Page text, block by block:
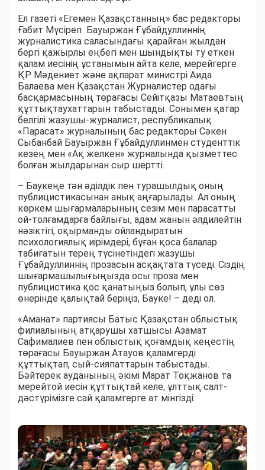
Ел газеті «Егемен Қазақстанның» бас редакторы
Ғабит Мүсіреп Бауыржан Ғұбайдуллиннің
журналистика саласындағы қарайған жылдан
бергі қажырлы еңбегі мен шындықты ту еткен
қалам иесінің ұстанымын айта келе, мерейгерге
ҚР Мәдениет және ақпарат министрі Аида
Балаева мен Қазақстан Журналистер одағы
басқармасының төрағасы Сейітқазы Матаевтың
құттықтаухаттарын табыстады. Сонымен қатар
белгілі жазушы-журналист, республикалық
«Парасат» журналының бас редакторы Сәкен
Сыбанбай Бауыржан Ғұбайдуллинмен студенттік
кезең мен «Ақ желкен» журналында қызметтес
болған жылдарынан сыр шертті.
– Баукеңе тән әділдік пен турашылдық оның
публицистикасынан анық аңғарылады. Ал оның
көркем шығармаларының сезім мен парасатты
ой-толғамдарға байлығы, адам жанын әлдилейтін
нәзіктігі, оқырманды ойландыратын
психологиялық иірімдері, бұған қоса балалар
табиғатын терең түсінетіндегі жазушы
Ғұбайдуллиннің прозасын асқақтата түседі. Сіздің
шығармашылығыңызда осы проза мен
публицистика қос қанатыңыз болып, ұлы сөз
өнерінде қалықтай беріңіз, Бауке! – деді ол.
«Аманат» партиясы Батыс Қазақстан облыстық
филиалының атқарушы хатшысы Азамат
Сафималиев пен облыстық қоғамдық кеңестің
төрағасы Бауыржан Атауов қаламгерді
құттықтап, сый-сияпаттарын табыстады.
Бәйтерек ауданының әкімі Марат Тоқжанов та
мерейтой иесін құттықтай келе, ұлттық салт-
дәстүрімізге сай қаламгерге ат мінгізді.